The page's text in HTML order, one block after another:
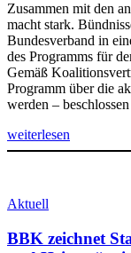
Zusammen mit den
macht stark.
Bundesverband in
des Programms für
Gemäß
Programm über die
werden –
weiterlesen
Aktuell
BBK zeichnet